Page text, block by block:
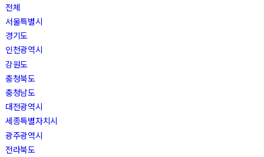
전체
서울특별시
경기도
인천광역시
강원도
충청북도
충청남도
대전광역시
세종특별자치시
광주광역시
전라북도